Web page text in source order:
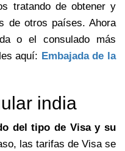
tratando de obtener y
de otros países. Ahora
o el consulado más
aquí: Embajada de la
india
del tipo de Visa y su
las tarifas de Visa se